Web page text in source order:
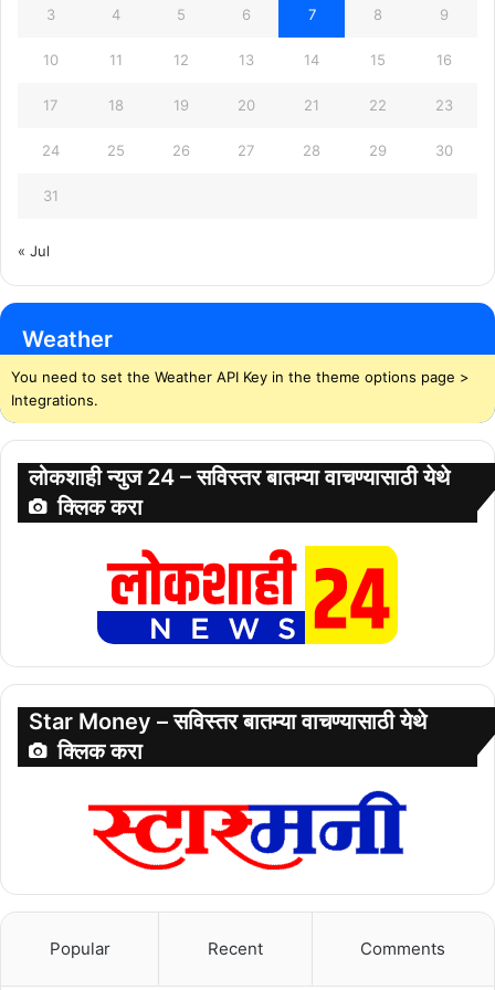
3 4 5 6 7 8 9
10 11 12 13 14 15 16
17 18 19 20 21 22 23
24 25 26 27 28 29 30
31
« Jul
Weather
You need to set the Weather API Key in the theme options page >
Integrations.
लोकशाही न्युज 24 – सविस्तर बातम्या वाचण्यासाठी येथे
क्लिक करा
Star Money – सविस्तर बातम्या वाचण्यासाठी येथे
क्लिक करा
Popular Recent Comments